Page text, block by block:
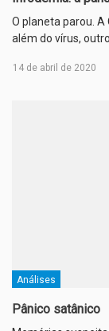
O planeta parou. A
além do vírus,
14 de abril de 2020
Análises
Pânico satânico